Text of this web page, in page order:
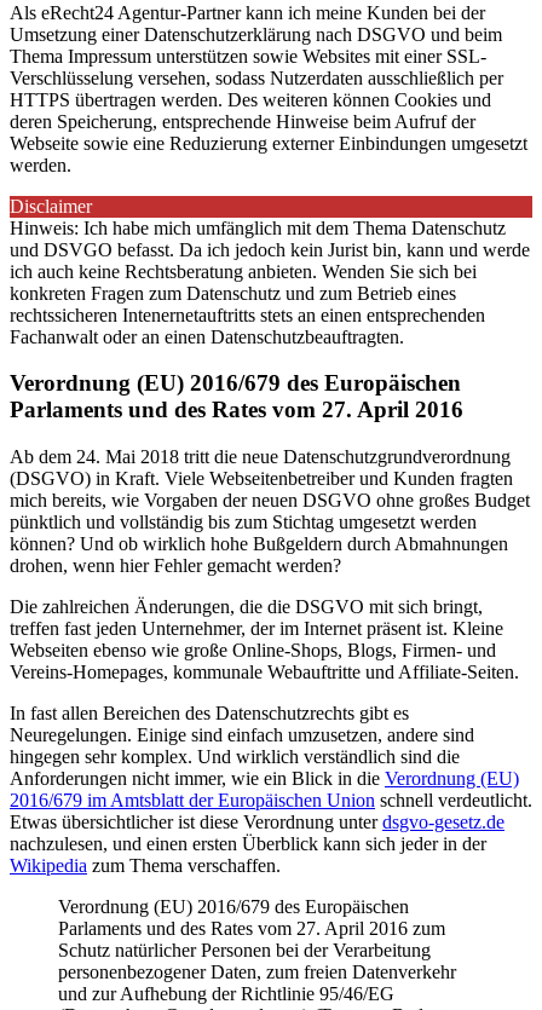
Als eRecht24 Agentur-Partner kann ich meine Kunden bei der
Umsetzung einer Datenschutzerklärung nach DSGVO und beim
Thema Impressum unterstützen sowie Websites mit einer SSL-
Verschlüsselung versehen, sodass Nutzerdaten ausschließlich per
HTTPS übertragen werden. Des weiteren können Cookies und
deren Speicherung, entsprechende Hinweise beim Aufruf der
Webseite sowie eine Reduzierung externer Einbindungen umgesetzt
werden.
Disclaimer
Hinweis: Ich habe mich umfänglich mit dem Thema Datenschutz
und DSVGO befasst. Da ich jedoch kein Jurist bin, kann und werde
ich auch keine Rechtsberatung anbieten. Wenden Sie sich bei
konkreten Fragen zum Datenschutz und zum Betrieb eines
rechtssicheren Intenernetauftritts stets an einen entsprechenden
Fachanwalt oder an einen Datenschutzbeauftragten.
Verordnung (EU) 2016/679 des Europäischen
Parlaments und des Rates vom 27. April 2016
Ab dem 24. Mai 2018 tritt die neue Datenschutzgrundverordnung
(DSGVO) in Kraft. Viele Webseitenbetreiber und Kunden fragten
mich bereits, wie Vorgaben der neuen DSGVO ohne großes Budget
pünktlich und vollständig bis zum Stichtag umgesetzt werden
können? Und ob wirklich hohe Bußgeldern durch Abmahnungen
drohen, wenn hier Fehler gemacht werden?
Die zahlreichen Änderungen, die die DSGVO mit sich bringt,
treffen fast jeden Unternehmer, der im Internet präsent ist. Kleine
Webseiten ebenso wie große Online-Shops, Blogs, Firmen- und
Vereins-Homepages, kommunale Webauftritte und Affiliate-Seiten.
In fast allen Bereichen des Datenschutzrechts gibt es
Neuregelungen. Einige sind einfach umzusetzen, andere sind
hingegen sehr komplex. Und wirklich verständlich sind die
Anforderungen nicht immer, wie ein Blick in die Verordnung (EU)
2016/679 im Amtsblatt der Europäischen Union schnell verdeutlicht.
Etwas übersichtlicher ist diese Verordnung unterdsgvo-gesetz.de
nachzulesen, und einen ersten Überblick kann sich jeder in der
Wikipedia zum Thema verschaffen.
Verordnung (EU) 2016/679 des Europäischen
Parlaments und des Rates vom 27. April 2016 zum
Schutz natürlicher Personen bei der Verarbeitung
personenbezogener Daten, zum freien Datenverkehr
und zur Aufhebung der Richtlinie 95/46/EG